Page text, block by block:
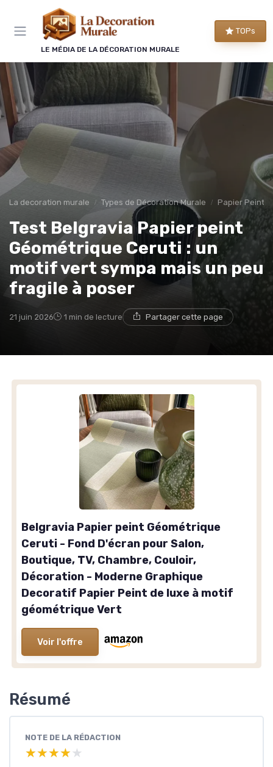
LE MÉDIA DE LA DÉCORATION MURALE
TOPs
La decoration murale Types de Décoration Murale Papier Peint
Test Belgravia Papier peint
Géométrique Ceruti : un
motif vert sympa mais un peu
fragile à poser
21 juin 2026 1 min de lecture Partager cette page
Belgravia Papier peint Géométrique
Ceruti - Fond D'écran pour Salon,
Boutique, TV, Chambre, Couloir,
Décoration - Moderne Graphique
Decoratif Papier Peint de luxe à motif
géométrique Vert
Voir l'offre
Résumé
NOTE DE LA RÉDACTION
★★★★★
★★★★★
Panneau de gestion des cookies